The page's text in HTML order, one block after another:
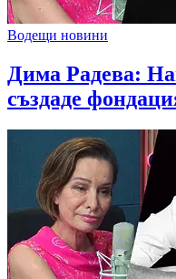
Водещи новини
Дима Радева:
създаде